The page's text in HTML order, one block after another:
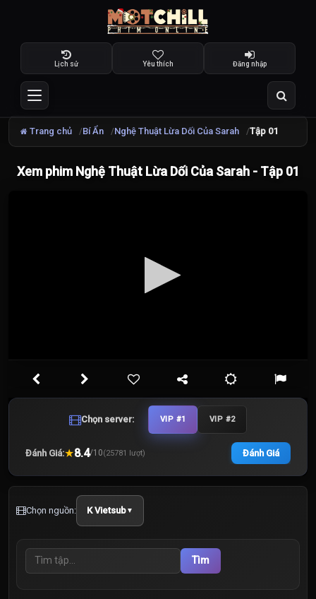
Lịch sử Yêu thích Đăng nhập
Trang chủ Bí Ẩn Nghệ Thuật Lừa Dối Của Sarah Tập 01
Xem phim Nghệ Thuật Lừa Dối Của Sarah - Tập 01
Chọn server: VIP #1 VIP #2
Đánh Giá:★8.4/10(25781 lượt) Đánh Giá
Chọn nguồn: K Vietsub▼
Tìm